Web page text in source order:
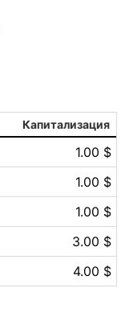
Капитализация
1.00 $
1.00 $
1.00 $
3.00 $
4.00 $